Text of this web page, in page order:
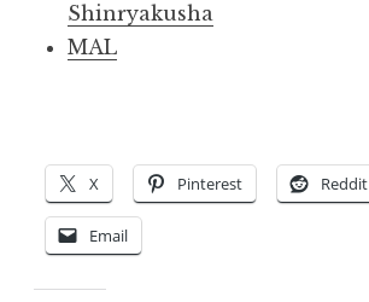
Shinryakusha
MAL
X Pinterest Reddit
Email